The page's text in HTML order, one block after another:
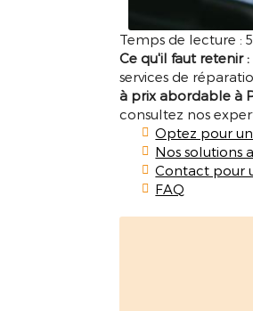
Temps de lecture :
Ce qu'il faut retenir :
services de
à prix abordable à
consultez nos
Optez pour
Nos solutions
Contact pour
FAQ